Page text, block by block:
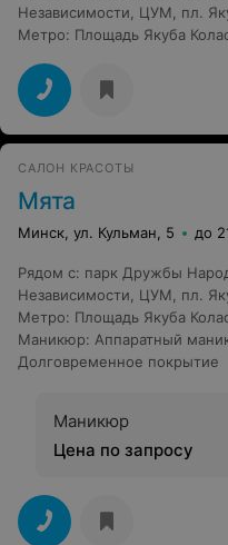
Независимости
ЦУМ пл.
Метро: Площадь Якуба
САЛОН КРАСОТЫ
Мята
Минск, ул. Кульман, 5 до
Рядом с: парк Дружбы
Независимости
ЦУМ пл.
Метро: Площадь Якуба
Маникюр: Аппаратный
Долговременное покрытие
Маникюр
Цена по запросу